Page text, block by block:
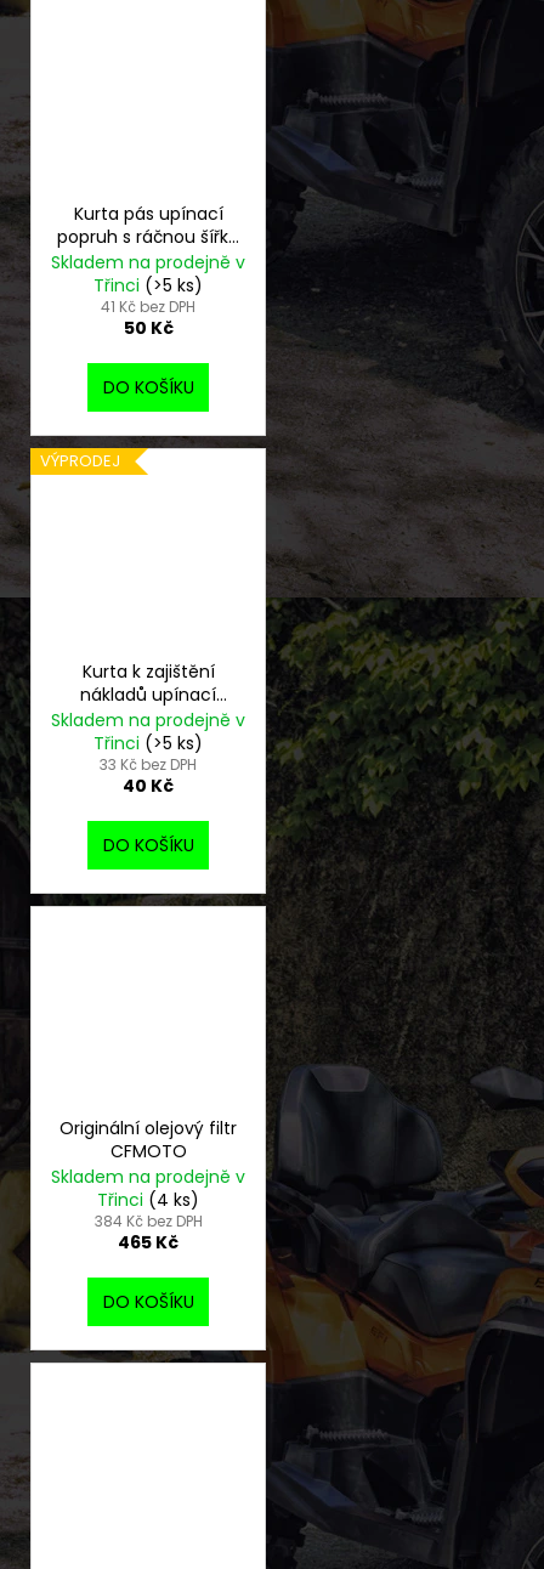
Kurta pás upínací
popruh s ráčnou šířka
25 mm - použitá
Skladem na prodejně v
Třinci (>5 ks)
41 Kč bez DPH
50 Kč
DO KOŠÍKU
VÝPRODEJ
Kurta k zajištění
nákladů upínací
popruh se zámkem -
použitá
Skladem na prodejně v
Třinci (>5 ks)
33 Kč bez DPH
40 Kč
DO KOŠÍKU
Originální olejový filtr
CFMOTO
Skladem na prodejně v
Třinci (4 ks)
384 Kč bez DPH
465 Kč
DO KOŠÍKU